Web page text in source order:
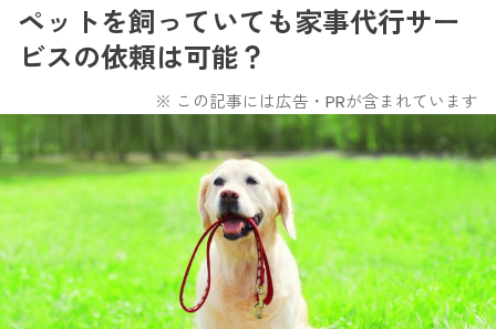
ペットを飼っていても家事代行サー
ビスの依頼は可能？
※ この記事には広告・PRが含まれています